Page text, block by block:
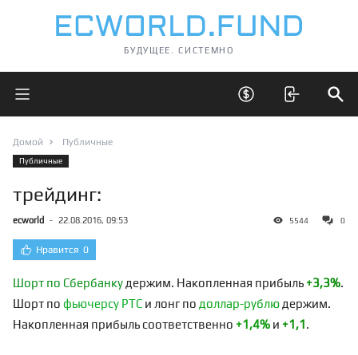
БУДУЩЕЕ. СИСТЕМНО
Открыть главное меню Открыть скрытые
Домой Публичные
Публичные
трейдинг:
ecworld - 22.08.2016, 09:53 5544 0
Нравится 0
Шорт по Сбербанку держим. Накопленная прибыль +3,3%.
Шорт по фьючерсу РТС и лонг по доллар-рублю держим.
Накопленная прибыль соответственно +1,4% и +1,1.